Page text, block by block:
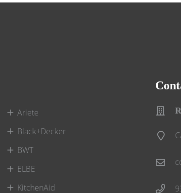
Ariete
Black+Decker
BWT
ELBE
KitchenAid